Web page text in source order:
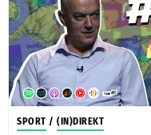
SPORT / (IN)DIREKT